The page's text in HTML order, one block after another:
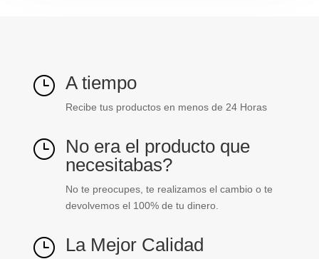
} A tiempo
Recibe tus productos en menos de 24 Horas
} No era el producto que
necesitabas?
No te preocupes, te realizamos el cambio o te
devolvemos el 100% de tu dinero.
} La Mejor Calidad